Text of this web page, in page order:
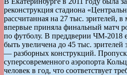
реконструкция стадиона
рассчитанная на 27 тыс. зрителей,
впервые приняла финальный матч
по футболу. В преддверии ЧМ-2018
быть увеличена до 45 тыс. зрителей
— разборных конструкций.
суперсовременного аэропорта
человек в год, что соответствует